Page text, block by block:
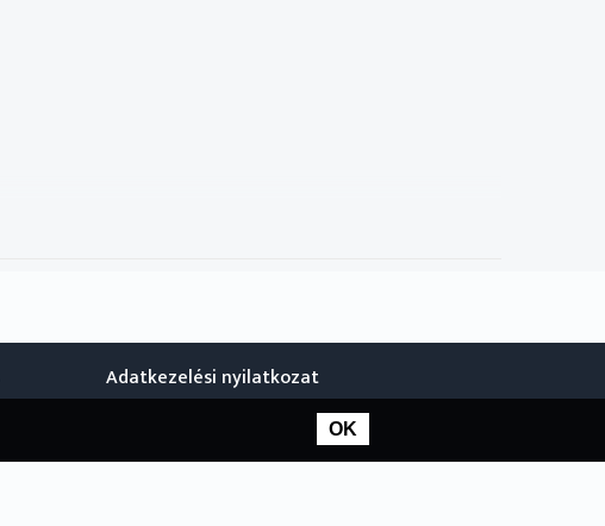
Adatkezelési nyilatkozat
OK